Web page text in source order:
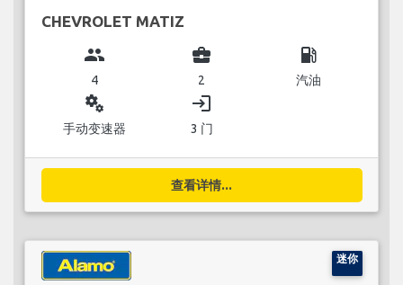
CHEVROLET MATIZ
group
4
business_center
2
local_gas_station
汽油
miscellaneous_services
手动变速器
login
3 门
查看详情...
迷你